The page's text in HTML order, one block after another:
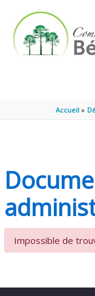
Accueil
Impossible de